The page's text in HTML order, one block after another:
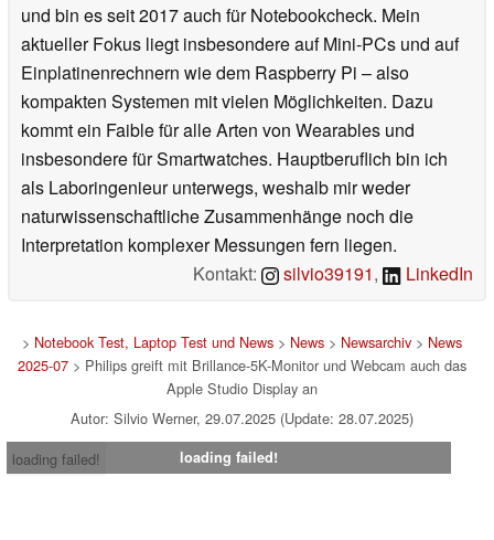
und bin es seit 2017 auch für Notebookcheck. Mein
aktueller Fokus liegt insbesondere auf Mini-PCs und auf
Einplatinenrechnern wie dem Raspberry Pi – also
kompakten Systemen mit vielen Möglichkeiten. Dazu
kommt ein Faible für alle Arten von Wearables und
insbesondere für Smartwatches. Hauptberuflich bin ich
als Laboringenieur unterwegs, weshalb mir weder
naturwissenschaftliche Zusammenhänge noch die
Interpretation komplexer Messungen fern liegen.
Kontakt:
silvio39191, LinkedIn
> Notebook Test, Laptop Test und News> News> Newsarchiv> News
2025-07> Philips greift mit Brillance-5K-Monitor und Webcam auch das
Apple Studio Display an
Autor: Silvio Werner, 29.07.2025 (Update: 28.07.2025)
loading failed!
loading failed!